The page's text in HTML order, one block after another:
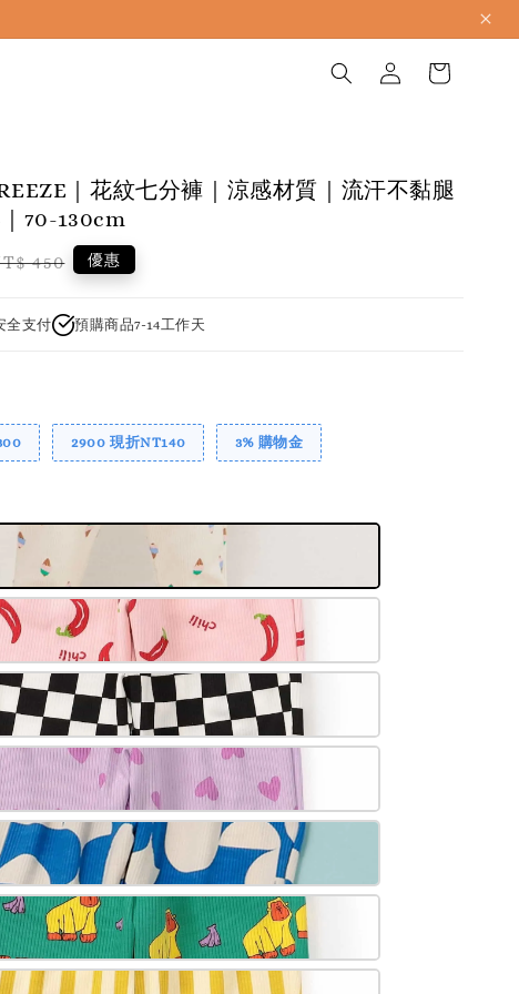
｜花紋七分褲｜涼感材質｜流汗不黏腿
｜70-130cm
450 優惠
全支付 預購商品7-14工作天
2900 現折NT140 3% 購物金